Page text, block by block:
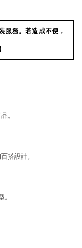
務。若造成不便，
。
搭設計。